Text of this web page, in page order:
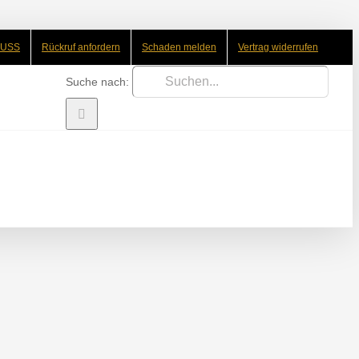
Rückruf anfordern Schaden melden Vertrag widerrufen
Suche nach: